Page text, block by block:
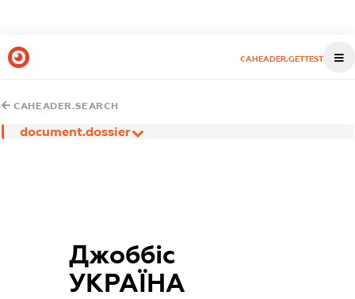
CAHEADER.GETTEST
CAHEADER.SEARCH
document.dossier
Джоббіс
УКРАЇНА